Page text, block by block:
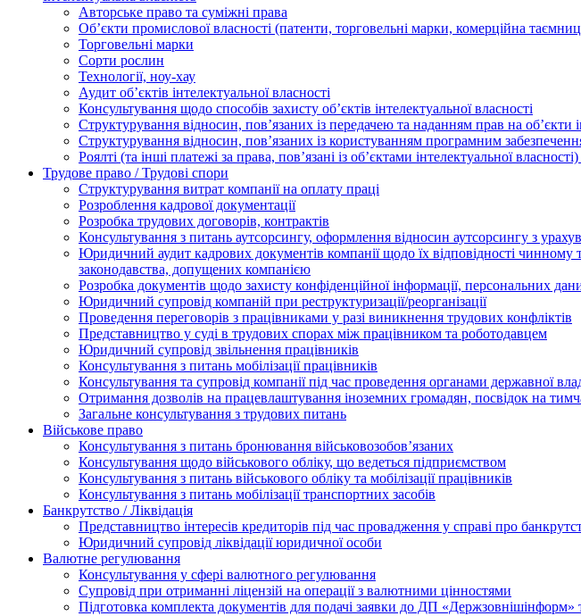
Авторське право та суміжні права
Oб’єкти промислової власності (патенти, торговельні марки, комерційна
Торговельні марки
Сорти рослин
Технології, ноу-хау
Аудит об’єктів інтелектуальної власності
Консультування щодо способів захисту об’єктів інтелектуальної власності
Структурування відносин, пов’язаних із передачею та наданням прав на об’єкти
Структурування відносин, пов’язаних із користуванням програмним
Роялті (та інші платежі за права, пов’язані із об’єктами інтелектуальної
Трудове право / Трудові спори
Cтруктурування витрат компанії на оплату праці
Розроблення кадрової документації
Розробка трудових договорів, контрактів
Консультування з питань аутсорсингу, оформлення відносин аутсорсингу з
Юридичний аудит кадрових документів компанії щодо їх відповідності
законодавства, допущених компанією
Розробка документів щодо захисту конфіденційної інформації, персональних
Юридичний супровід компаній при реструктуризації/реорганізації
Проведення переговорів з працівниками у разі виникнення трудових конфліктів
Представництво у суді в трудових спорах між працівником та роботодавцем
Юридичний супровід звільнення працівників
Консультування з питань мобілізації працівників
Консультування та супровід компанії під час проведення органами державної
Отримання дозволів на працевлаштування іноземних громадян, посвідок на
Загальне консультування з трудових питань
Військове право
Консультування з питань бронювання військовозобов’язаних
Консультування щодо військового обліку, що ведеться підприємством
Консультування з питань військового обліку та мобілізації працівників
Консультування з питань мобілізації транспортних засобів
Банкрутство / Ліквідація
Представництво інтересів кредиторів під час провадження у справі про
Юридичний супровід ліквідації юридичної особи
Валютне регулювання
Консультування у сфері валютного регулювання
Супровід при отриманні ліцензій на операції з валютними цінностями
Підготовка комплекта документів для подачі заявки до ДП «Держзовнішінформ»